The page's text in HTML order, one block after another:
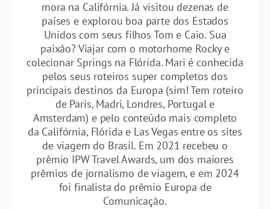
mora na Califórnia. Já visitou dezenas de
países e explorou boa parte dos Estados
Unidos com seus filhos Tom e Caio. Sua
paixão? Viajar com o motorhome Rocky e
colecionar Springs na Flórida. Mari é conhecida
pelos seus roteiros super completos dos
principais destinos da Europa (sim! Tem roteiro
de Paris, Madri, Londres, Portugal e
Amsterdam) e pelo conteúdo mais completo
da Califórnia, Flórida e Las Vegas entre os sites
de viagem do Brasil. Em 2021 recebeu o
prêmio IPW Travel Awards, um dos maiores
prêmios de jornalismo de viagem, e em 2024
foi finalista do prêmio Europa de
Comunicação.